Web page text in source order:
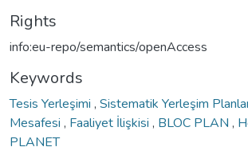
Rights
info:eu-repo/semantics/openAccess
Keywords
Tesis Yerleşimi , Sistematik Yerleşim
Mesafesi , Faaliyet İlişkisi , BLOC PLAN ,
PLANET